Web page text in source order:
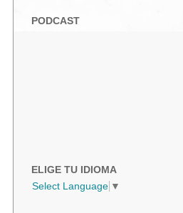
PODCAST
ELIGE TU IDIOMA
Select Language ▼